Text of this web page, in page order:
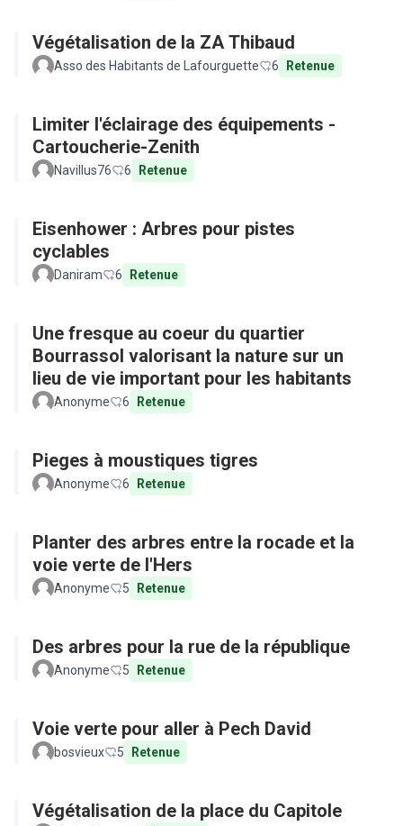
Végétalisation de la ZA Thibaud
Asso des Habitants de Lafourguette 6 Retenue
Limiter l'éclairage des équipements -
Cartoucherie-Zenith
Navillus76 6 Retenue
Eisenhower : Arbres pour pistes
cyclables
Daniram 6 Retenue
Une fresque au coeur du quartier
Bourrassol valorisant la nature sur un
lieu de vie important pour les habitants
Anonyme 6 Retenue
Pieges à moustiques tigres
Anonyme 6 Retenue
Planter des arbres entre la rocade et la
voie verte de l'Hers
Anonyme 5 Retenue
Des arbres pour la rue de la république
Anonyme 5 Retenue
Voie verte pour aller à Pech David
bosvieux 5 Retenue
Végétalisation de la place du Capitole